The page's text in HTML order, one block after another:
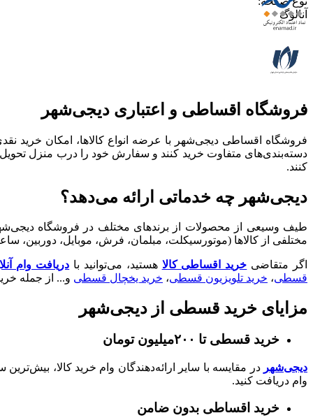
آنالوگ
فروشگاه اقساطی و اعتباری دیجی‌شهر
فروشگاه اقساطی دیجی‌شهر با عرضه انواع کالا‌ها، امکان خرید
دسته‌بندی‌های متفاوت خرید کنند و سفارش خود را درب منزل
کنند.
دیجی‌شهر چه خدماتی ارائه می‌دهد؟
طیف وسیعی از محصولات از برندهای مختلف در فروشگاه
مختلفی از کالاها (موتورسیکلت، مبلمان، فرش، موبایل، دوربین،
اگر متقاضی خرید اقساطی کالا هستید، می‌توانید با دریافت وام
قسطی، خرید تلویزیون قسطی، خرید یخچال قسطی و... از جمله
مزایای خرید قسطی از دیجی‌شهر
خرید قسطی تا ۲۰۰میلیون تومان
دیجی‌شهر
وام دریافت کنید.
خرید اقساطی بدون ضامن